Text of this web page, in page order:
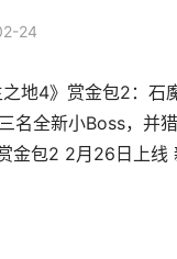
24
地4》赏金包2：
名全新小Boss，并
金包2 2月26日上